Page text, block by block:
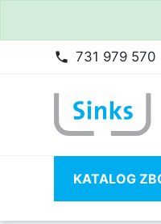
phone 731 979 570
KATALOG